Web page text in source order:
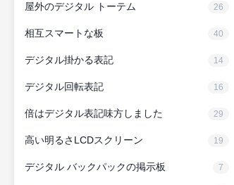
屋外のデジタル トーテム 26
相互スマートな板 40
デジタル掛かる表記 14
デジタル回転表記 16
倍はデジタル表記味方しました 29
高い明るさLCDスクリーン 19
デジタル バックパックの掲示板 7